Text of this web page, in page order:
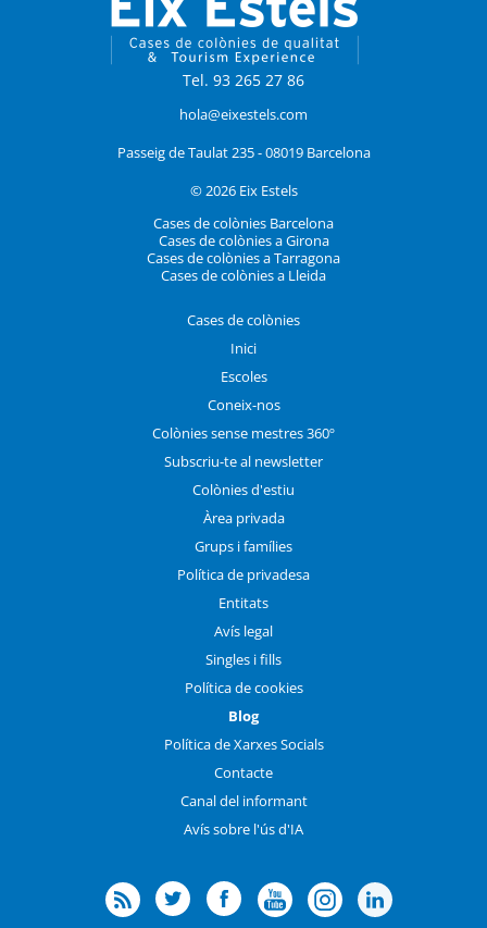
Tel. 93 265 27 86
hola@eixestels.com
Passeig de Taulat 235 - 08019 Barcelona
© 2026 Eix Estels
Cases de colònies Barcelona
Cases de colònies a Girona
Cases de colònies a Tarragona
Cases de colònies a Lleida
Cases de colònies
Inici
Escoles
Coneix-nos
Colònies sense mestres 360º
Subscriu-te al newsletter
Colònies d'estiu
Àrea privada
Grups i famílies
Política de privadesa
Entitats
Avís legal
Singles i fills
Política de cookies
Blog
Política de Xarxes Socials
Contacte
Canal del informant
Avís sobre l'ús d'IA